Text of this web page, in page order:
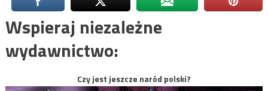
Wspieraj niezależne
wydawnictwo:
Czy jest jeszcze naród polski?